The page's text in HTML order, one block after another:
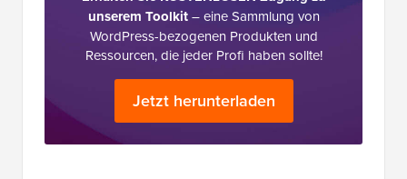
unserem Toolkit– eine Sammlung von
WordPress-bezogenen Produkten und
Ressourcen, die jeder Profi haben sollte!
Jetzt herunterladen